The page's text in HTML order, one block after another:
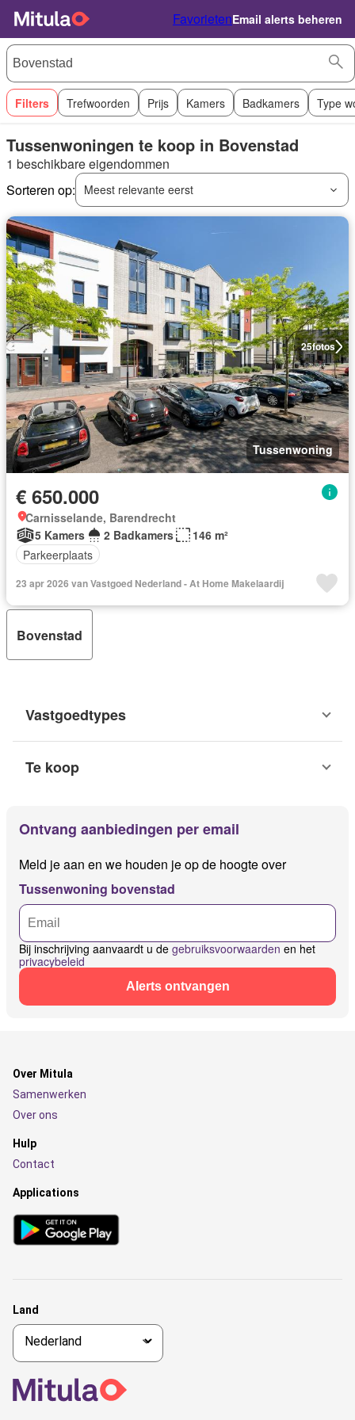
FavorietenEmail alerts beheren
Filters Trefwoorden Prijs Kamers Badkamers Type
Tussenwoningen te koop in Bovenstad
1 beschikbare eigendommen
Sorteren op:
Meest relevante eerst
25fotos
Tussenwoning
€ 650.000
Carnisselande, Barendrecht
5 Kamers
2 Badkamers
146 m²
Parkeerplaats
23 apr 2026 van Vastgoed Nederland - At Home Makelaardij
Bovenstad
Vastgoedtypes
Te koop
Ontvang aanbiedingen per email
Meld je aan en we houden je op de hoogte over
Tussenwoning bovenstad
Bij inschrijving aanvaardt u de gebruiksvoorwaarden en het
privacybeleid
Alerts ontvangen
Over Mitula
Samenwerken
Over ons
Hulp
Contact
Applications
Land